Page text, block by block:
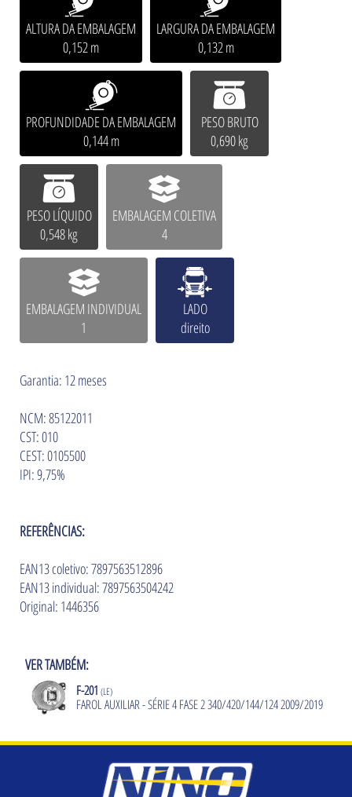
ALTURA DA EMBALAGEM
0,152 m
LARGURA DA EMBALAGEM
0,132 m
PROFUNDIDADE DA EMBALAGEM
0,144 m
PESO BRUTO
0,690 kg
PESO LÍQUIDO
0,548 kg
EMBALAGEM COLETIVA
4
EMBALAGEM INDIVIDUAL
1
LADO
direito
Garantia: 12 meses
NCM: 85122011
CST: 010
CEST: 0105500
IPI: 9,75%
REFERÊNCIAS:
EAN13 coletivo: 7897563512896
EAN13 individual: 7897563504242
Original: 1446356
VER TAMBÉM:
F-201 (LE)
FAROL AUXILIAR - SÉRIE 4 FASE 2 340/420/144/124 2009/2019